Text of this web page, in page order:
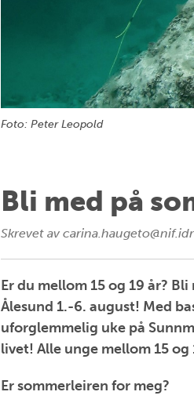
Foto: Peter Leopold
Bli med på
Skrevet av
Er du mellom 15 og 19 år?
Ålesund 1.-6. august! Med
uforglemmelig uke på
livet! Alle unge mellom 15 og
Er sommerleiren for meg?